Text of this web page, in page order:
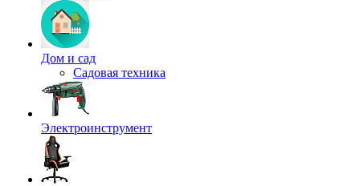
Дом и сад
Садовая техника
Электроинструмент